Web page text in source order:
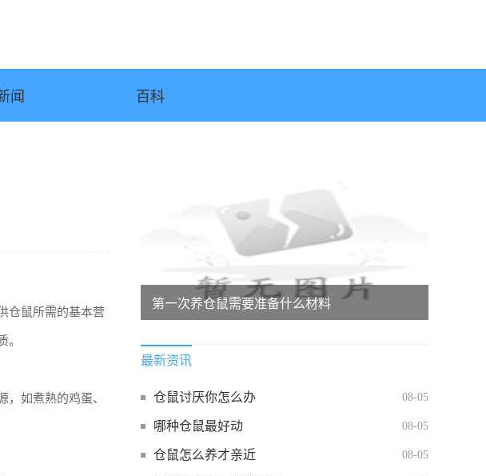
闻 百科
仓鼠所需的基本营
。
如煮熟的鸡蛋、
第一次养仓鼠需要准备什么材料
最新资讯
仓鼠讨厌你怎么办 08-05
哪种仓鼠最好动 08-05
仓鼠怎么养才亲近 08-05